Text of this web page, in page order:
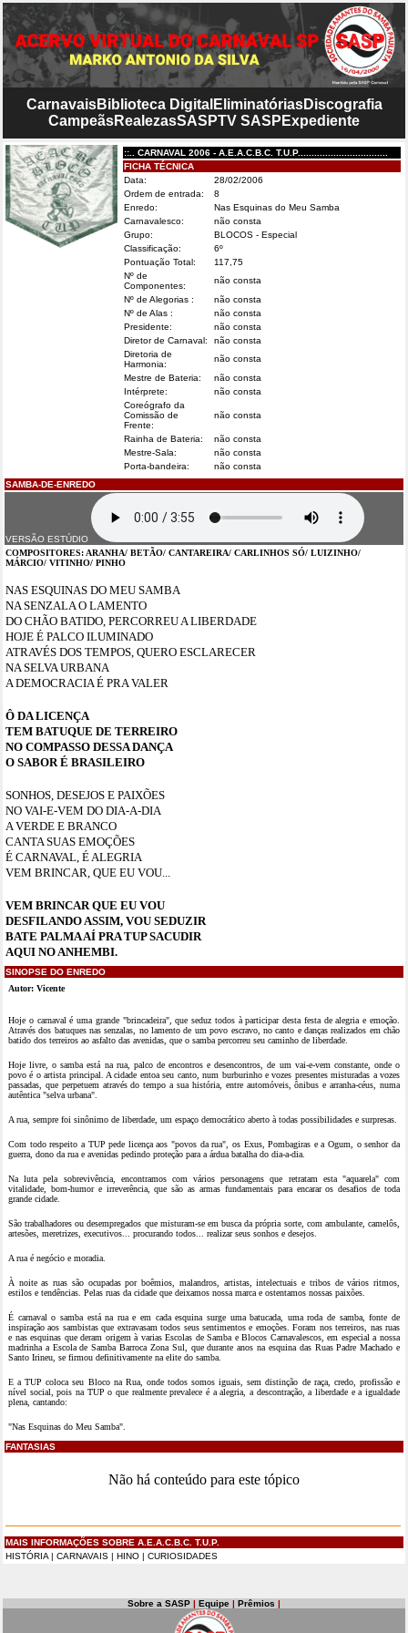
CarnavaisBiblioteca Digital EliminatóriasDiscografia
CampeãsRealezasSASPTV SASP Expediente
::.. CARNAVAL 2006 - A.E.A.C.B.C. T.U.P.................................
FICHA TÉCNICA
Data:
28/02/2006
Ordem de entrada:
8
Enredo:
Nas Esquinas do Meu Samba
Carnavalesco:
não consta
Grupo:
BLOCOS - Especial
Classificação:
6º
Pontuação Total:
117,75
Nº de
Componentes:
não consta
Nº de Alegorias :
não consta
Nº de Alas :
não consta
Presidente:
não consta
Diretor de Carnaval:
não consta
Diretoria de
Harmonia:
não consta
Mestre de Bateria:
não consta
Intérprete:
não consta
Coreógrafo da
Comissão de
Frente:
não consta
Rainha de Bateria:
não consta
Mestre-Sala:
não consta
Porta-bandeira:
não consta
SAMBA-DE-ENREDO
VERSÃO ESTÚDIO
COMPOSITORES: ARANHA/ BETÃO/ CANTAREIRA/ CARLINHOS SÓ/ LUIZINHO/
MÁRCIO/ VITINHO/ PINHO
NAS ESQUINAS DO MEU SAMBA
NA SENZALA O LAMENTO
DO CHÃO BATIDO, PERCORREU A LIBERDADE
HOJE É PALCO ILUMINADO
ATRAVÉS DOS TEMPOS, QUERO ESCLARECER
NA SELVA URBANA
A DEMOCRACIA É PRA VALER
Ô DA LICENÇA
TEM BATUQUE DE TERREIRO
NO COMPASSO DESSA DANÇA
O SABOR É BRASILEIRO
SONHOS, DESEJOS E PAIXÕES
NO VAI-E-VEM DO DIA-A-DIA
A VERDE E BRANCO
CANTA SUAS EMOÇÕES
É CARNAVAL, É ALEGRIA
VEM BRINCAR, QUE EU VOU...
VEM BRINCAR QUE EU VOU
DESFILANDO ASSIM, VOU SEDUZIR
BATE PALMA AÍ PRA TUP SACUDIR
AQUI NO ANHEMBI.
SINOPSE DO ENREDO
Autor: Vicente
Hoje o carnaval é uma grande "brincadeira", que seduz todos à participar desta festa de alegria e emoção.
Através dos batuques nas senzalas, no lamento de um povo escravo, no canto e danças realizados em chão
batido dos terreiros ao asfalto das avenidas, que o samba percorreu seu caminho de liberdade.
Hoje livre, o samba está na rua, palco de encontros e desencontros, de um vai-e-vem constante, onde o
povo é o artista principal. A cidade entoa seu canto, num burburinho e vozes presentes misturadas a vozes
passadas, que perpetuem através do tempo a sua história, entre automóveis, ônibus e arranha-céus, numa
autêntica "selva urbana".
A rua, sempre foi sinônimo de liberdade, um espaço democrático aberto à todas possibilidades e surpresas.
Com todo respeito a TUP pede licença aos "povos da rua", os Exus, Pombagiras e a Ogum, o senhor da
guerra, dono da rua e avenidas pedindo proteção para a árdua batalha do dia-a-dia.
Na luta pela sobrevivência, encontramos com vários personagens que retratam esta "aquarela" com
vitalidade, bom-humor e irreverência, que são as armas fundamentais para encarar os desafios de toda
grande cidade.
São trabalhadores ou desempregados que misturam-se em busca da própria sorte, com ambulante, camelôs,
artesões, meretrizes, executivos... procurando todos... realizar seus sonhos e desejos.
A rua é negócio e moradia.
À noite as ruas são ocupadas por boêmios, malandros, artistas, intelectuais e tribos de vários ritmos,
estilos e tendências. Pelas ruas da cidade que deixamos nossa marca e ostentamos nossas paixões.
É carnaval o samba está na rua e em cada esquina surge uma batucada, uma roda de samba, fonte de
inspiração aos sambistas que extravasam todos seus sentimentos e emoções. Foram nos terreiros, nas ruas
e nas esquinas que deram origem à varias Escolas de Samba e Blocos Carnavalescos, em especial a nossa
madrinha a Escola de Samba Barroca Zona Sul, que durante anos na esquina das Ruas Padre Machado e
Santo Irineu, se firmou definitivamente na elite do samba.
E a TUP coloca seu Bloco na Rua, onde todos somos iguais, sem distinção de raça, credo, profissão e
nível social, pois na TUP o que realmente prevalece é a alegria, a descontração, a liberdade e a igualdade
plena, cantando:
"Nas Esquinas do Meu Samba".
FANTASIAS
Não há conteúdo para este tópico
MAIS INFORMAÇÕES SOBRE A.E.A.C.B.C. T.U.P.
HISTÓRIA | CARNAVAIS | HINO | CURIOSIDADES
Sobre a SASP | Equipe | Prêmios |